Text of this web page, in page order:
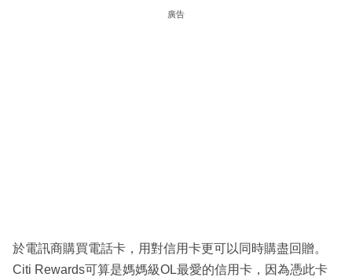
廣告
於電訊商購買電話卡，用對信用卡更可以同時購盡回贈。
Citi Rewards可算是媽媽級OL最愛的信用卡，因為憑此卡